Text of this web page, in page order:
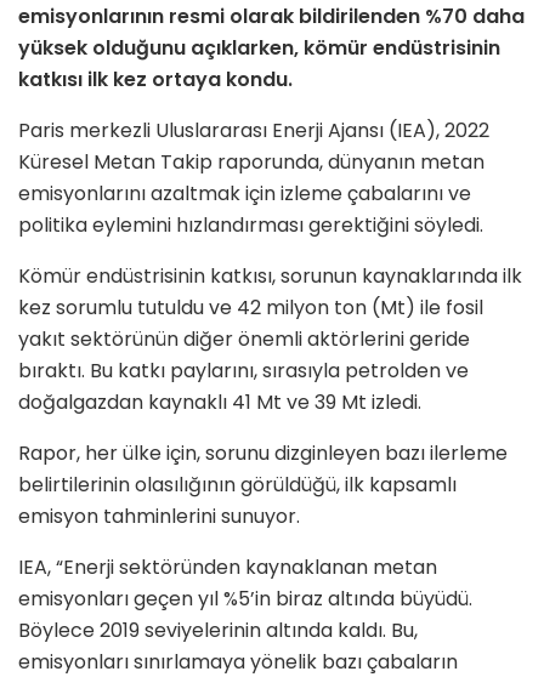
emisyonlarının resmi olarak bildirilenden %70 daha
yüksek olduğunu açıklarken, kömür endüstrisinin
katkısı ilk kez ortaya kondu.
Paris merkezli Uluslararası Enerji Ajansı (IEA), 2022
Küresel Metan Takip raporunda, dünyanın metan
emisyonlarını azaltmak için izleme çabalarını ve
politika eylemini hızlandırması gerektiğini söyledi.
Kömür endüstrisinin katkısı, sorunun kaynaklarında ilk
kez sorumlu tutuldu ve 42 milyon ton (Mt) ile fosil
yakıt sektörünün diğer önemli aktörlerini geride
bıraktı. Bu katkı paylarını, sırasıyla petrolden ve
doğalgazdan kaynaklı 41 Mt ve 39 Mt izledi.
Rapor, her ülke için, sorunu dizginleyen bazı ilerleme
belirtilerinin olasılığının görüldüğü, ilk kapsamlı
emisyon tahminlerini sunuyor.
IEA, “Enerji sektöründen kaynaklanan metan
emisyonları geçen yıl %5’in biraz altında büyüdü.
Böylece 2019 seviyelerinin altında kaldı. Bu,
emisyonları sınırlamaya yönelik bazı çabaların